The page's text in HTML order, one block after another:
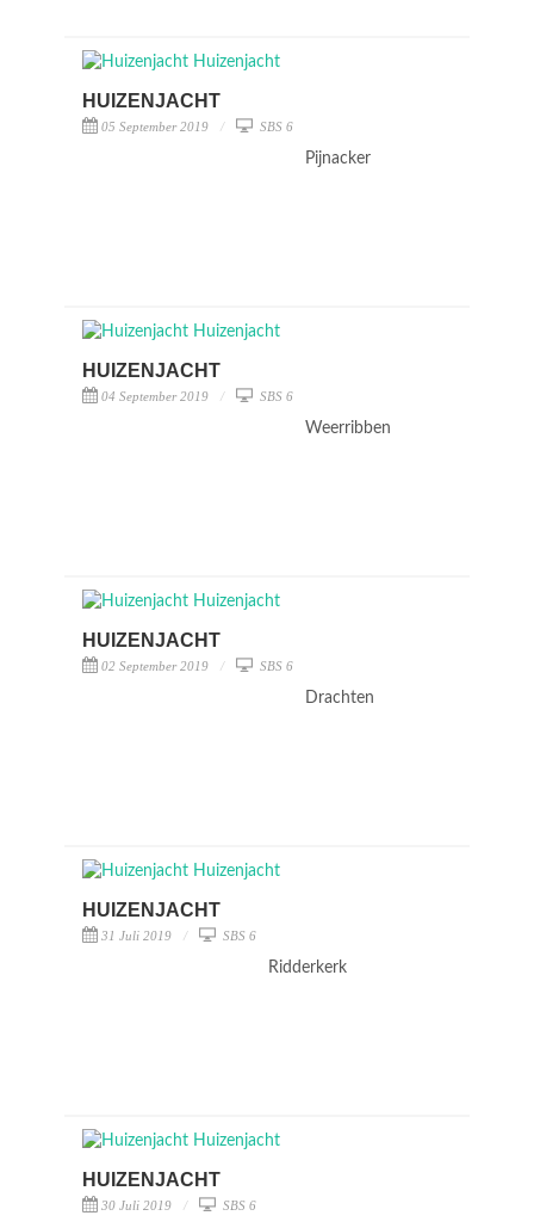
HUIZENJACHT
05 September 2019 SBS 6
Pijnacker
HUIZENJACHT
04 September 2019 SBS 6
Weerribben
HUIZENJACHT
02 September 2019 SBS 6
Drachten
HUIZENJACHT
31 Juli 2019 SBS 6
Ridderkerk
HUIZENJACHT
30 Juli 2019 SBS 6